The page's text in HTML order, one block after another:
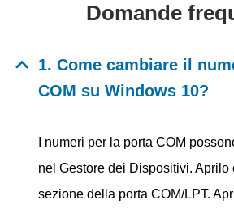
Domande
1. Come cambiare il
COM su Windows 10?
I numeri per la porta COM
nel Gestore dei Dispositivi. Aprilo
sezione della porta COM/LPT.